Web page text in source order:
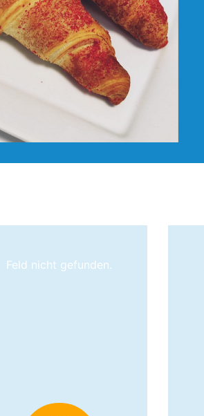
Feld nicht gefunden.